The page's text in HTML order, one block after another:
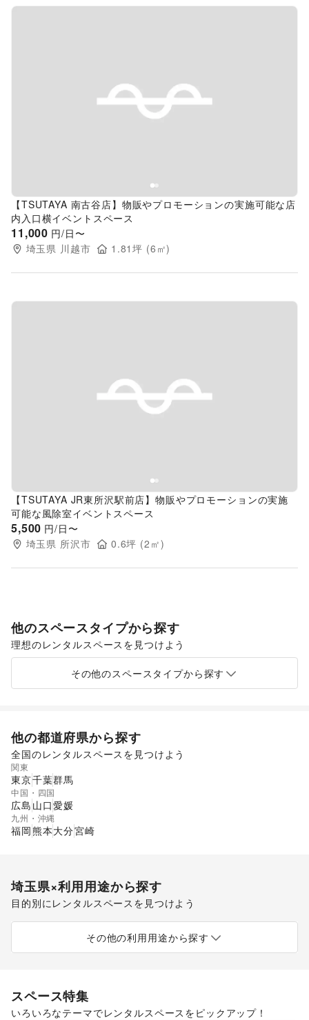
Previous slide
【TSUTAYA 南古谷店】物販やプロモーションの実施可能な店
内入口横イベントスペース
11,000 円/日〜
埼玉県 川越市 1.81坪 (6 ㎡)
Previous slide
【TSUTAYA JR東所沢駅前店】物販やプロモーションの実施
可能な風除室イベントスペース
5,500 円/日〜
埼玉県 所沢市 0.6坪 (2 ㎡)
他のスペースタイプから探す
理想のレンタルスペースを見つけよう
ショッピングモール
スーパーマーケット
その他のスペースタイプから探す
他の都道府県から探す
全国のレンタルスペースを見つけよう
関東
東京千葉群馬
中国・四国
広島 山口愛媛
九州・沖縄
福岡熊本大分宮崎
埼玉県×利用用途から探す
目的別にレンタルスペースを見つけよう
食品販売 販促イベント
その他の利用用途から探す
スペース特集
いろいろなテーマでレンタルスペースをピックアップ！